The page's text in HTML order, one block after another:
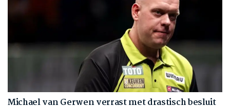
Michael van Gerwen verrast met drastisch besluit